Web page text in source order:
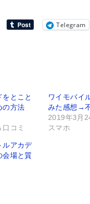
Telegram
とこと
の方法
コミ
ワイモバイ
みた感想→
2019年3月
スマホ
ルアカデ
会場と質